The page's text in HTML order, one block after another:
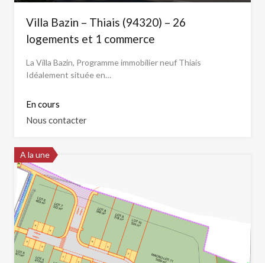
Villa Bazin – Thiais (94320) – 26
logements et 1 commerce
La Villa Bazin, Programme immobilier neuf Thiais
Idéalement située en…
En cours
Nous contacter
A la une